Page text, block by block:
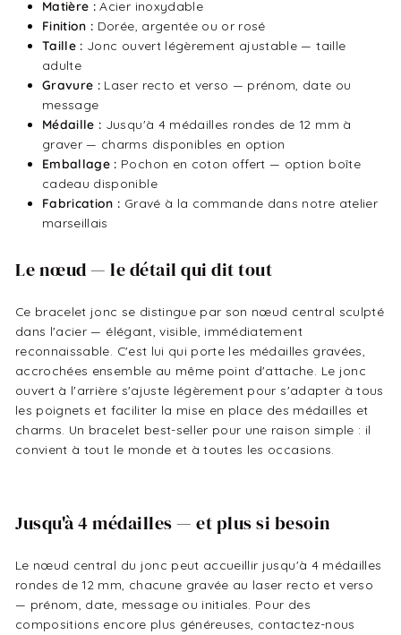
Matière : Acier inoxydable
Finition : Dorée, argentée ou or rosé
Taille : Jonc ouvert légèrement ajustable — taille
adulte
Gravure : Laser recto et verso — prénom, date ou
message
Médaille : Jusqu'à 4 médailles rondes de 12 mm à
graver — charms disponibles en option
Emballage : Pochon en coton offert — option boîte
cadeau disponible
Fabrication : Gravé à la commande dans notre atelier
marseillais
Le nœud — le détail qui dit tout
Ce bracelet jonc se distingue par son nœud central sculpté
dans l'acier — élégant, visible, immédiatement
reconnaissable. C'est lui qui porte les médailles gravées,
accrochées ensemble au même point d'attache. Le jonc
ouvert à l'arrière s'ajuste légèrement pour s'adapter à tous
les poignets et faciliter la mise en place des médailles et
charms. Un bracelet best-seller pour une raison simple : il
convient à tout le monde et à toutes les occasions.
Jusqu'à 4 médailles — et plus si besoin
Le nœud central du jonc peut accueillir jusqu'à 4 médailles
rondes de 12 mm, chacune gravée au laser recto et verso
— prénom, date, message ou initiales. Pour des
compositions encore plus généreuses, contactez-nous